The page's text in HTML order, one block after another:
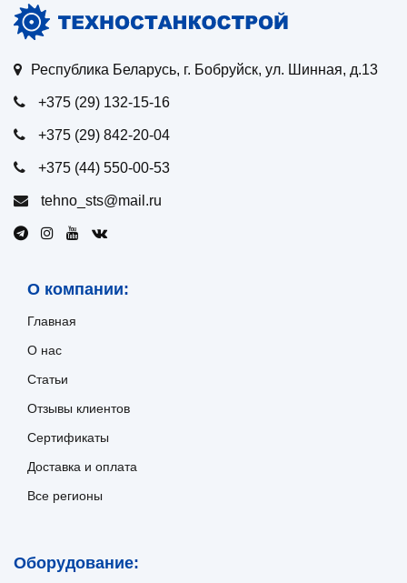
Республика Беларусь, г. Бобруйск, ул. Шинная, д.13
+375 (29) 132-15-16
+375 (29) 842-20-04
+375 (44) 550-00-53
tehno_sts@mail.ru
О компании:
Главная
О нас
Статьи
Отзывы клиентов
Сертификаты
Доставка и оплата
Все регионы
Оборудование: